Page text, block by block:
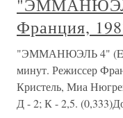
Франция,
"ЭММАНЮЭЛЬ 4"
минут. Режиссер
Кристель, Миа
Д - 2; К - 2,5.